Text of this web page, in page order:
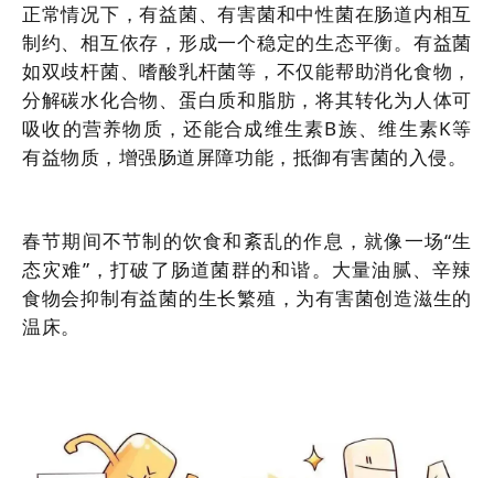
正常情况下，有益菌、有害菌和中性菌在肠道内相互
制约、相互依存，形成一个稳定的生态平衡。有益菌
如双歧杆菌、嗜酸乳杆菌等，不仅能帮助消化食物，
分解碳水化合物、蛋白质和脂肪，将其转化为人体可
吸收的营养物质，还能合成维生素B族、维生素K等
有益物质，增强肠道屏障功能，抵御有害菌的入侵。
春节期间不节制的饮食和紊乱的作息，就像一场“生
态灾难”，打破了肠道菌群的和谐。大量油腻、辛辣
食物会抑制有益菌的生长繁殖，为有害菌创造滋生的
温床。